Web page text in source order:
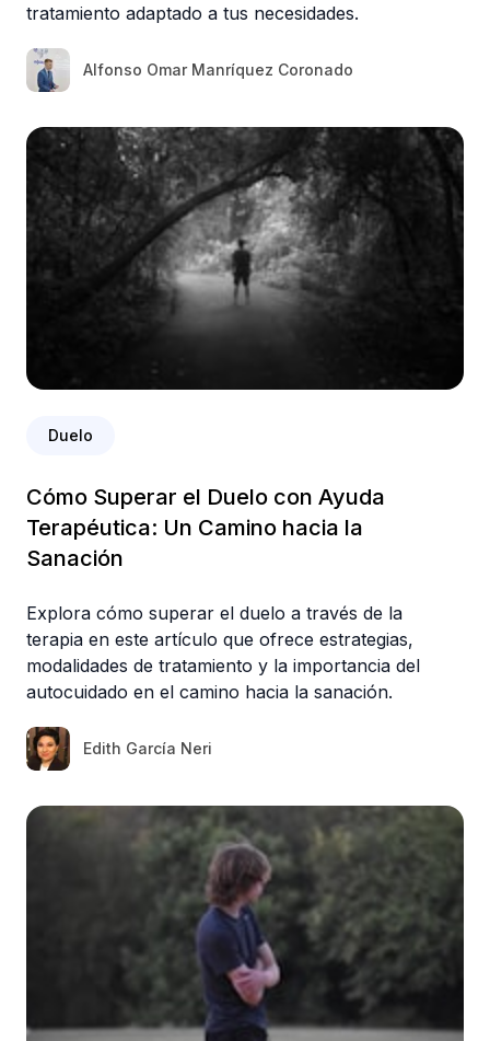
tratamiento adaptado a tus necesidades.
Alfonso Omar Manríquez Coronado
Duelo
Cómo Superar el Duelo con Ayuda
Terapéutica: Un Camino hacia la
Sanación
Explora cómo superar el duelo a través de la
terapia en este artículo que ofrece estrategias,
modalidades de tratamiento y la importancia del
autocuidado en el camino hacia la sanación.
Edith García Neri